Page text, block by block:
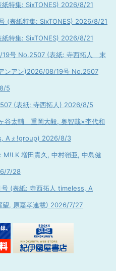
特集: SixTONES) 2026/8/21
(表紙特集: SixTONES) 2026/8/21
特集: SixTONES) 2026/8/21
号 No.2507 (表紙: 寺西拓人 末
ンアン)2026/08/19号 No.2507
5
(表紙: 寺西拓人) 2026/8/5
谷太輔 重岡大毅, 奥智哉×杢代和
Aぇ!group) 2026/8/3
増田貴久, 中村嶺亜, 中島健
7/28
(表紙: 寺西拓人 timeless, A
望, 原嘉孝連載) 2026/7/27